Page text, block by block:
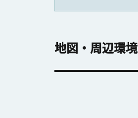
地図・周辺環境